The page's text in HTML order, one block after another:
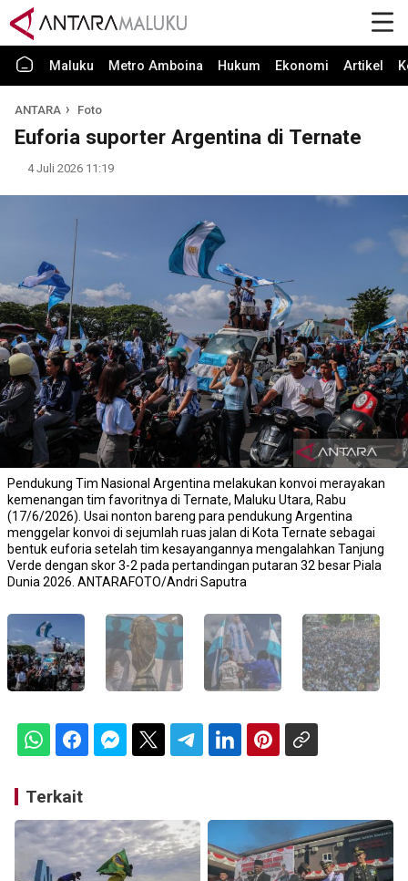
Maluku Metro Amboina Hukum Ekonomi Artikel
ANTARA Foto
Euforia suporter Argentina di Ternate
4 Juli 2026 11:19
Pendukung Tim Nasional Argentina melakukan konvoi merayakan
kemenangan tim favoritnya di Ternate, Maluku Utara, Rabu
(17/6/2026). Usai nonton bareng para pendukung Argentina
menggelar konvoi di sejumlah ruas jalan di Kota Ternate sebagai
bentuk euforia setelah tim kesayangannya mengalahkan Tanjung
Verde dengan skor 3-2 pada pertandingan putaran 32 besar Piala
Dunia 2026. ANTARAFOTO/Andri Saputra
Terkait